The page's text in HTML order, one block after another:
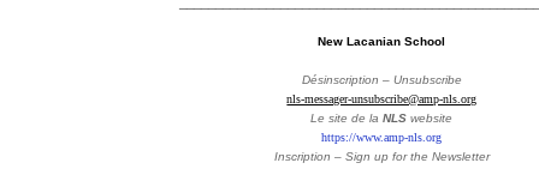
New Lacanian School
Désinscription – Unsubscribe
nls-messager-unsubscribe@amp-nls.org
Le site de laNLS website
https://www.amp-nls.org
Inscription – Sign up for the Newsletter